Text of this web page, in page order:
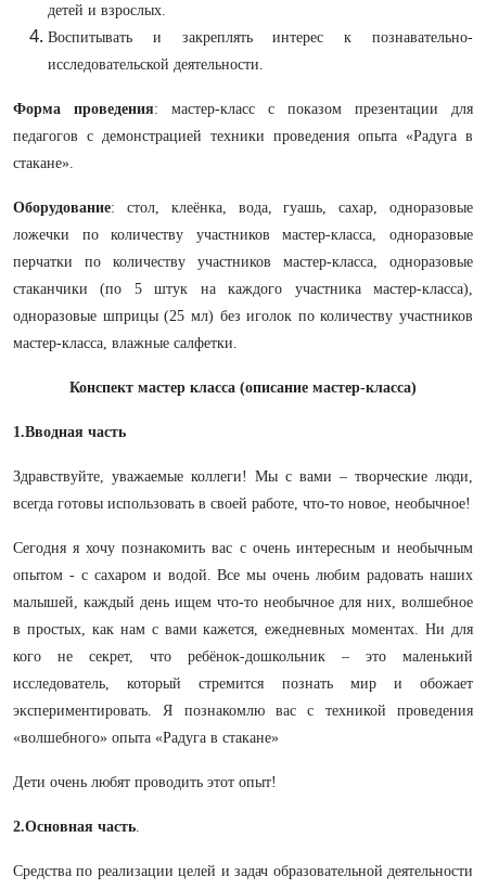
детей и взрослых.
Воспитывать и закреплять интерес к познавательно-
исследовательской деятельности.
Форма проведения: мастер-класс с показом презентации для
педагогов с демонстрацией техники проведения опыта «Радуга в
стакане».
Оборудование: стол, клеёнка, вода, гуашь, сахар, одноразовые
ложечки по количеству участников мастер-класса, одноразовые
перчатки по количеству участников мастер-класса, одноразовые
стаканчики (по 5 штук на каждого участника мастер-класса),
одноразовые шприцы (25 мл) без иголок по количеству участников
мастер-класса, влажные салфетки.
Конспект мастер класса (описание мастер-класса)
1.Вводная часть
Здравствуйте, уважаемые коллеги! Мы с вами – творческие люди,
всегда готовы использовать в своей работе, что-то новое, необычное!
Сегодня я хочу познакомить вас с очень интересным и необычным
опытом - с сахаром и водой. Все мы очень любим радовать наших
малышей, каждый день ищем что-то необычное для них, волшебное
в простых, как нам с вами кажется, ежедневных моментах. Ни для
кого не секрет, что ребёнок-дошкольник – это маленький
исследователь, который стремится познать мир и обожает
экспериментировать. Я познакомлю вас с техникой проведения
«волшебного» опыта «Радуга в стакане»
Дети очень любят проводить этот опыт!
2.Основная часть.
Средства по реализации целей и задач образовательной деятельности